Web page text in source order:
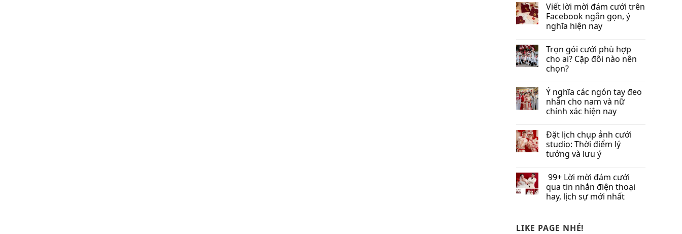
Viết lời mời đám cưới trên
Facebook​ ngắn gọn, ý
nghĩa hiện nay
Trọn gói cưới phù hợp
cho ai? Cặp đôi nào nên
chọn?
Ý nghĩa các ngón tay đeo
nhẫn cho nam và nữ
chính xác hiện nay
Đặt lịch chụp ảnh cưới
studio: Thời điểm lý
tưởng và lưu ý
99+ Lời mời đám cưới
qua tin nhắn​ điện thoại
hay, lịch sự mới nhất
LIKE PAGE NHÉ!